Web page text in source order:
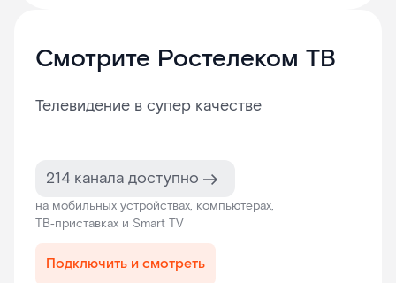
Смотрите Ростелеком ТВ
Телевидение в супер качестве
214 канала доступно
на мобильных устройствах, компьютерах,
ТВ‑приставках и Smart TV
Подключить и смотреть